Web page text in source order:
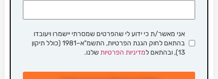
אני מאשר/ת כי ידוע לי שהפרטים שמסרתי יישמרו ויעובדו
בהתאם לחוק הגנת הפרטיות, התשמ"א–1981 (כולל תיקון
13), ובהתאם ל
מדיניות הפרטיות שלנו.